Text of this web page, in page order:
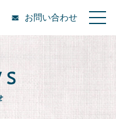
お問い合わせ